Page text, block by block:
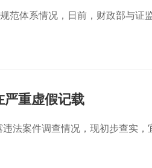
范体系情况，日前，财政部与证
严重虚假记载
法案件调查情况，现初步查实